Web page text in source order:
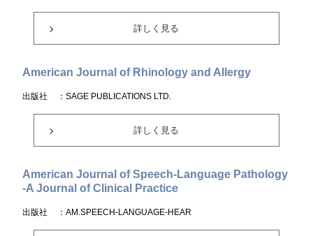
詳しく見る
American Journal of Rhinology and Allergy
出版社 ：SAGE PUBLICATIONS LTD.
詳しく見る
American Journal of Speech-Language Pathology
-A Journal of Clinical Practice
出版社 ：AM.SPEECH-LANGUAGE-HEAR